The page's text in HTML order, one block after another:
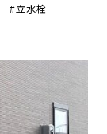
立水栓